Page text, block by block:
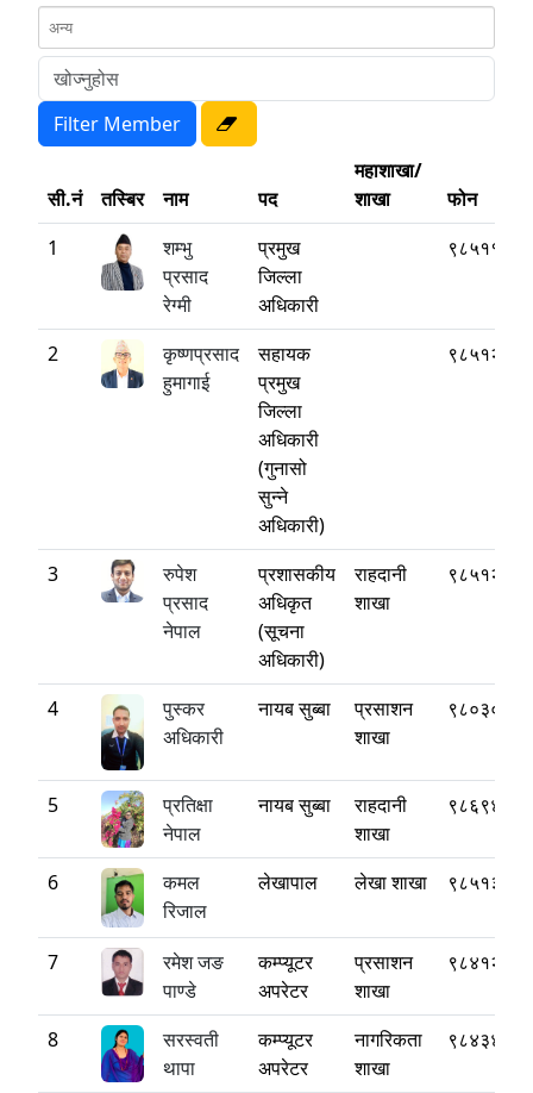
सी.नं तस्बिर नाम पद
महाशाखा/
शाखा
फोन
1
शम्भु
प्रसाद
रेग्मी
प्रमुख
जिल्ला
अधिकारी
2
कृष्णप्रसाद
हुमागाई
सहायक
प्रमुख
जिल्ला
अधिकारी
(गुनासो
सुन्ने
अधिकारी)
3
रुपेश
प्रसाद
नेपाल
प्रशासकीय
अधिकृत
(सूचना
अधिकारी)
राहदानी
शाखा
4
पुस्कर
अधिकारी
नायब सुब्बा
प्रसाशन
शाखा
5
प्रतिक्षा
नेपाल
नायब सुब्बा
राहदानी
शाखा
6
कमल
रिजाल
लेखापाल लेखा शाखा
7
रमेश जङ
पाण्डे
कम्प्यूटर
अपरेटर
प्रसाशन
शाखा
8
सरस्वती
थापा
कम्प्यूटर
अपरेटर
नागरिकता
शाखा